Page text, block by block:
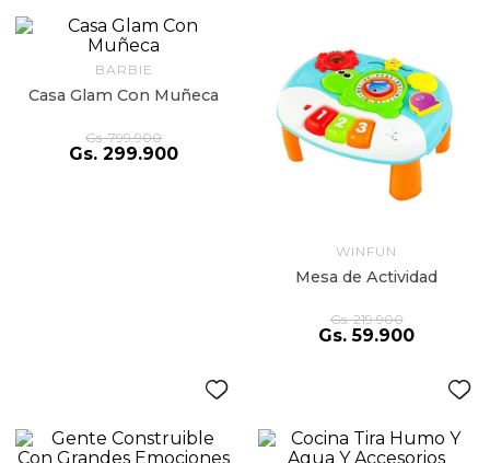
BARBIE
Casa Glam Con Muñeca
Gs. 799.900
Gs. 299.900
WINFUN
Mesa de Actividad
Gs. 219.900
Gs. 59.900
9.
hydrate